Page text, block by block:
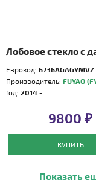
Лобовое стекло с
Еврокод: 6736AGAGYMVZ
Производитель: FUYAO
Год: 2014 -
9800 ₽
КУПИТЬ
Показать